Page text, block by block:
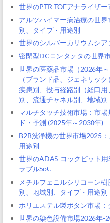
世界のPTR-TOFアナライザー
アルツハイマー病治療の世
別、タイプ・用途別
世界のシルバーカリウムシア
密閉型DCコンタクタの世界
世界の医薬品市場（2026年
（ブランド品、ジェネリッ
疾患別、投与経路別（経口
別、流通チャネル別、地域別
マルチタッチ技術市場：市
ド・予測 (2025年～2030年)
B2B洗浄機の世界市場2025
用途別
世界のADAS-コックピット
ラブルSoC
メチルフェニルシリコーン
別、地域別、タイプ・用途別
ポリエステル製ボタン市場
世界の染色設備市場2026年-